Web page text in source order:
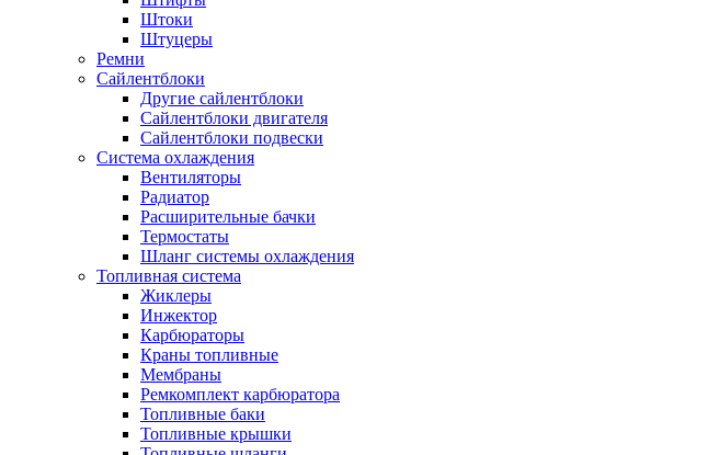
Штоки
Штуцеры
Ремни
Сайлентблоки
Другие сайлентблоки
Сайлентблоки двигателя
Сайлентблоки подвески
Система охлаждения
Вентиляторы
Радиатор
Расширительные бачки
Термостаты
Шланг системы охлаждения
Топливная система
Жиклеры
Инжектор
Карбюраторы
Краны топливные
Мембраны
Ремкомплект карбюратора
Топливные баки
Топливные крышки